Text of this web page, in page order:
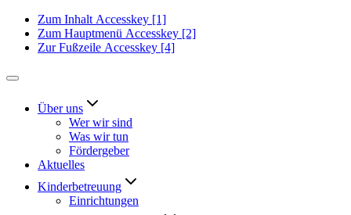
Zum Inhalt Accesskey [1]
Zum Hauptmenü Accesskey [2]
Zur Fußzeile Accesskey [4]
Über uns
Wer wir sind
Was wir tun
Fördergeber
Aktuelles
Kinderbetreuung
Einrichtungen